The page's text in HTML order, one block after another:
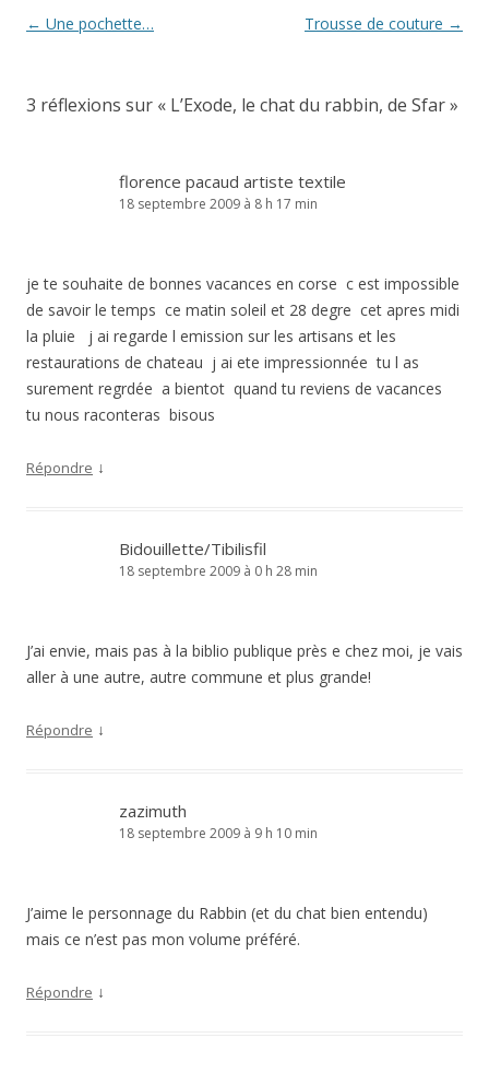
Navigation
← Une pochette… Trousse de couture →
3 réflexions sur « L’Exode, le chat du rabbin, de Sfar»
florence pacaud artiste textile
18 septembre 2009 à 8 h 17 min
je te souhaite de bonnes vacances en corse c est impossible
de savoir le temps ce matin soleil et 28 degre cet apres midi
la pluie j ai regarde l emission sur les artisans et les
restaurations de chateau j ai ete impressionnée tu l as
surement regrdée a bientot quand tu reviens de vacances
tu nous raconteras bisous
Répondre ↓
Bidouillette/Tibilisfil
18 septembre 2009 à 0 h 28 min
J’ai envie, mais pas à la biblio publique près e chez moi, je vais
aller à une autre, autre commune et plus grande!
Répondre ↓
zazimuth
18 septembre 2009 à 9 h 10 min
J’aime le personnage du Rabbin (et du chat bien entendu)
mais ce n’est pas mon volume préféré.
Répondre ↓